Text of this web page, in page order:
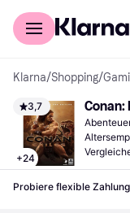
Für Shopper
Klarna/Shopping/
3,7
+24
Conan:
Probiere flexible